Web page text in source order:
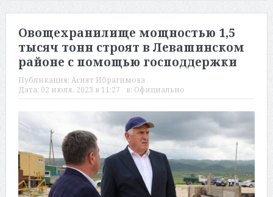
Овощехранилище мощностью 1,5
тысяч тонн строят в Левашинском
районе с помощью господдержки
Публикация: Асият Ибрагимова
Дата: 02 июля, 2023 в 11:27 в: Официально